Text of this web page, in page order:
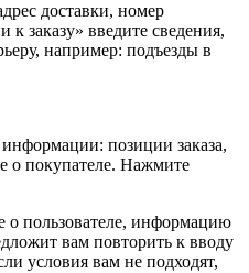
доставки, номер
заказу» введите сведения,
например: подъезды в
позиции заказа,
о покупателе. Нажмите
о пользователе, информацию
вам повторить к вводу
условия вам не подходят,